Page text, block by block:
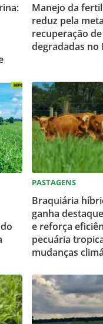
Manejo da
reduz pela
recuperação
degradadas no
PASTAGENS
Braquiária
ganha
e reforça
pecuária
mudanças